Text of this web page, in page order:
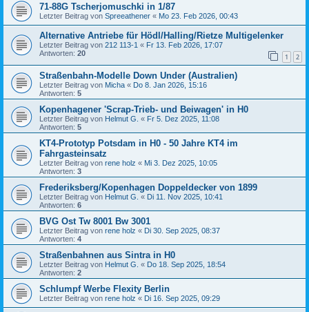
71-88G Tscherjomuschki in 1/87
Letzter Beitrag von Spreeathener « Mo 23. Feb 2026, 00:43
Alternative Antriebe für Hödl/Halling/Rietze Multigelenker
Letzter Beitrag von 212 113-1 « Fr 13. Feb 2026, 17:07
Antworten: 20 1 2
Straßenbahn-Modelle Down Under (Australien)
Letzter Beitrag von Micha « Do 8. Jan 2026, 15:16
Antworten: 5
Kopenhagener 'Scrap-Trieb- und Beiwagen' in H0
Letzter Beitrag von Helmut G. « Fr 5. Dez 2025, 11:08
Antworten: 5
KT4-Prototyp Potsdam in H0 - 50 Jahre KT4 im
Fahrgasteinsatz
Letzter Beitrag von rene holz « Mi 3. Dez 2025, 10:05
Antworten: 3
Frederiksberg/Kopenhagen Doppeldecker von 1899
Letzter Beitrag von Helmut G. « Di 11. Nov 2025, 10:41
Antworten: 6
BVG Ost Tw 8001 Bw 3001
Letzter Beitrag von rene holz « Di 30. Sep 2025, 08:37
Antworten: 4
Straßenbahnen aus Sintra in H0
Letzter Beitrag von Helmut G. « Do 18. Sep 2025, 18:54
Antworten: 2
Schlumpf Werbe Flexity Berlin
Letzter Beitrag von rene holz « Di 16. Sep 2025, 09:29